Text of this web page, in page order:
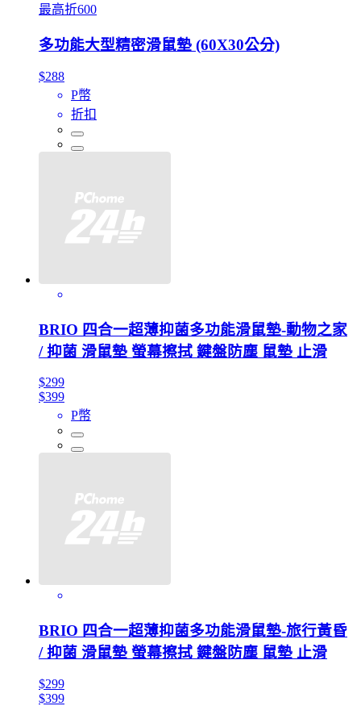
最高折600
多功能大型精密滑鼠墊 (60X30公分)
$288
P幣
折扣
BRIO 四合一超薄抑菌多功能滑鼠墊-動物之家
/ 抑菌 滑鼠墊 螢幕擦拭 鍵盤防塵 鼠墊 止滑
$299
$399
P幣
BRIO 四合一超薄抑菌多功能滑鼠墊-旅行黃昏
/ 抑菌 滑鼠墊 螢幕擦拭 鍵盤防塵 鼠墊 止滑
$299
$399